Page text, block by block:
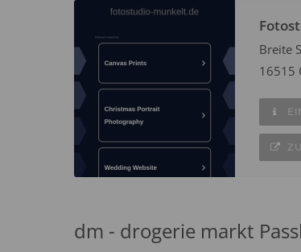
Breite
16515
dm - drogerie markt